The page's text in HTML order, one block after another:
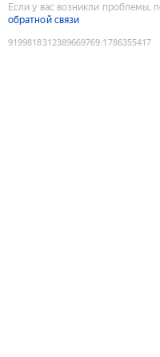
Если у вас возникли проблемы,
обратной связи
9199818312389669769:1786355417